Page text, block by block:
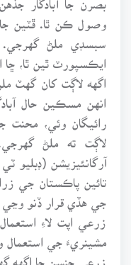
وصول ڪن ٿا. ڦٽين جا
سبسڊي ملڻ
ايڪسپورٽ ٿين ٿا، ڇا
اگهه لاڳت کان گهٽ
انهن مسڪين حال
رائيگان وئي، محنت
آرگانئيزيشن (ڊبليو
تائين پاڪستان جي
جي هڏي قرار ڏنو وڃي
زرعي اپت لاءِ
مشينريءَ جي
زرعي جنسن جا اگهه